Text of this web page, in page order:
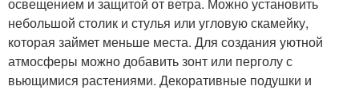
небольшой столик и стулья или угловую скамейку,
которая займет меньше места. Для создания уютной
атмосферы можно добавить зонт или перголу с
вьющимися растениями. Декоративные подушки и